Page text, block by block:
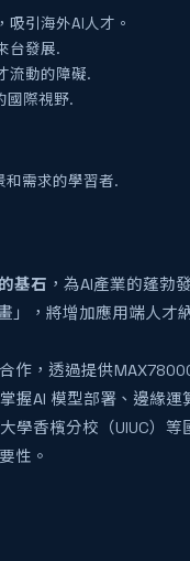
吸引海外AI人才。
台發展.
流動的障礙.
國際視野.
和需求的學習者.
基石 ，為AI產業的蓬勃
」，將增加應用端人才
作，透過提供
握AI 模型部署、邊緣運
學香檳分校（UIUC）等
性。